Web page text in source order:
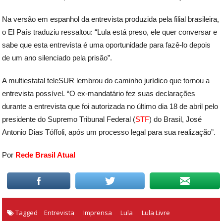
Na versão em espanhol da entrevista produzida pela filial brasileira,
o El País traduziu ressaltou: “Lula está preso, ele quer conversar e
sabe que esta entrevista é uma oportunidade para fazê-lo depois
de um ano silenciado pela prisão”.
A multiestatal teleSUR lembrou do caminho jurídico que tornou a
entrevista possível. “O ex-mandatário fez suas declarações
durante a entrevista que foi autorizada no último dia 18 de abril pelo
presidente do Supremo Tribunal Federal (STF) do Brasil, José
Antonio Dias Tóffoli, após um processo legal para sua realização”.
Por Rede Brasil Atual
Tagged Entrevista Imprensa Lula Lula Livre